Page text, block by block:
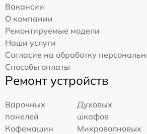
Вакансии
О компании
Ремонтируемые модели
Наши услуги
Согласие на обработку
Способы оплаты
Ремонт устройств
Варочных
панелей
Духовых
шкафов
Кофемашин
Микроволновых